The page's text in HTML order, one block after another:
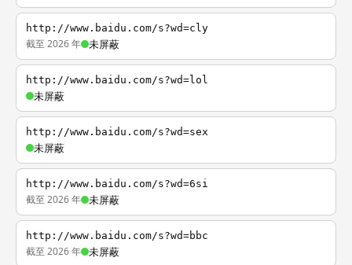
http://www.baidu.com/s?wd=cly
截至 2026 年 未屏蔽
http://www.baidu.com/s?wd=lol
未屏蔽
http://www.baidu.com/s?wd=sex
未屏蔽
http://www.baidu.com/s?wd=6si
截至 2026 年 未屏蔽
http://www.baidu.com/s?wd=bbc
截至 2026 年 未屏蔽